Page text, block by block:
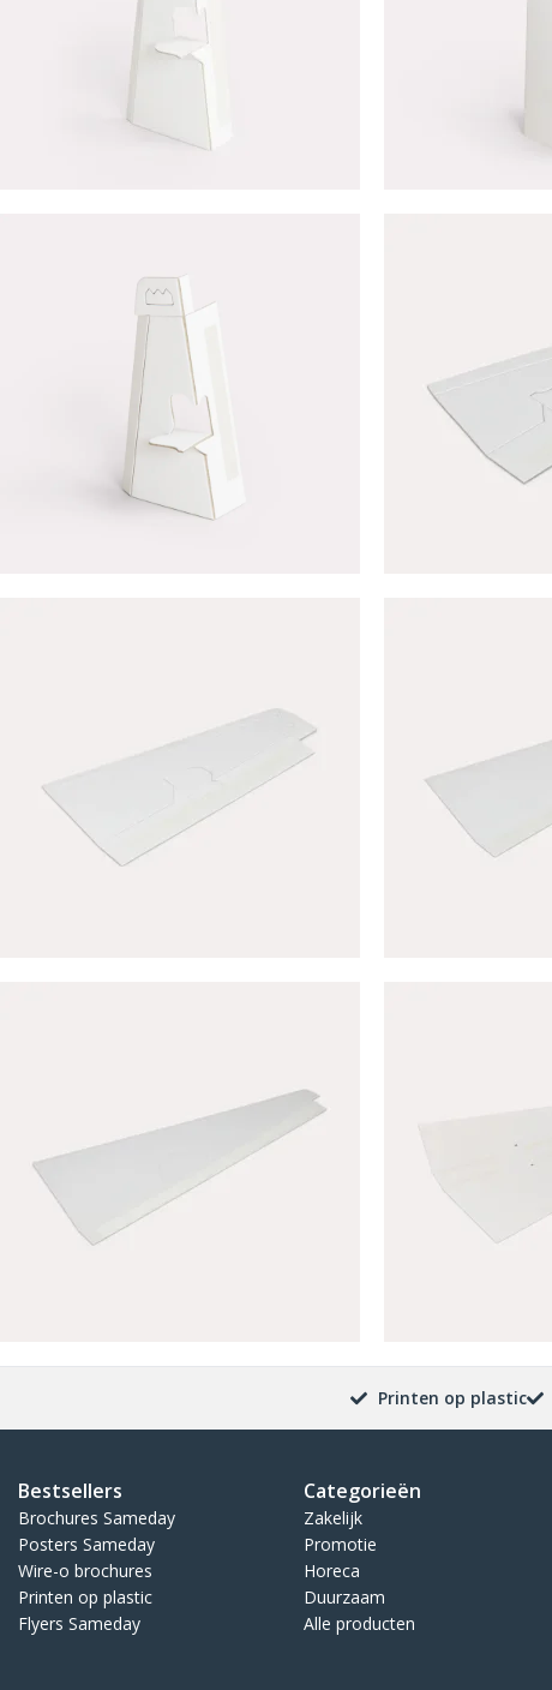
Printen op plastic
Bestsellers
Brochures Sameday
Posters Sameday
Wire-o brochures
Printen op plastic
Flyers Sameday
Categorieën
Zakelijk
Promotie
Horeca
Duurzaam
Alle producten